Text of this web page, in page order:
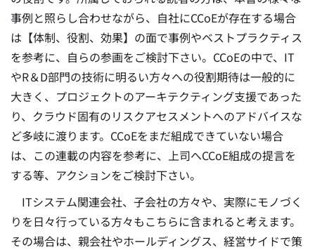
事例と照らし合わせながら、自社にCCoEが存在する場合
は【体制、役割、効果】の面で事例やベストプラクティス
を参考に、自らの参画をご検討下さい。CCoEの中で、IT
やR＆D部門の技術に明るい方々への役割期待は一般的に
大きく、プロジェクトのアーキテクティング支援であった
り、クラウド固有のリスクアセスメントへのアドバイスな
ど多岐に渡ります。CCoEをまだ組成できていない場合
は、この連載の内容を参考に、上司へCCoE組成の提言を
する等、アクションをご検討下さい。
ITシステム関連会社、子会社の方々や、実際にモノづく
りを日々行っている方々もこちらに含まれると考えます。
その場合は、親会社やホールディングス、経営サイドで策